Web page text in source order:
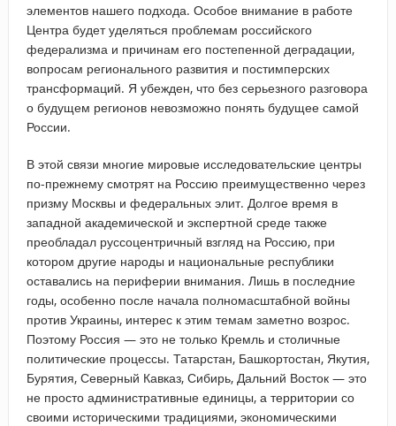
элементов нашего подхода. Особое внимание в работе
Центра будет уделяться проблемам российского
федерализма и причинам его постепенной деградации,
вопросам регионального развития и постимперских
трансформаций. Я убежден, что без серьезного разговора
о будущем регионов невозможно понять будущее самой
России.
В этой связи многие мировые исследовательские центры
по-прежнему смотрят на Россию преимущественно через
призму Москвы и федеральных элит. Долгое время в
западной академической и экспертной среде также
преобладал руссоцентричный взгляд на Россию, при
котором другие народы и национальные республики
оставались на периферии внимания. Лишь в последние
годы, особенно после начала полномасштабной войны
против Украины, интерес к этим темам заметно возрос.
Поэтому Россия — это не только Кремль и столичные
политические процессы. Татарстан, Башкортостан, Якутия,
Бурятия, Северный Кавказ, Сибирь, Дальний Восток — это
не просто административные единицы, а территории со
своими историческими традициями, экономическими